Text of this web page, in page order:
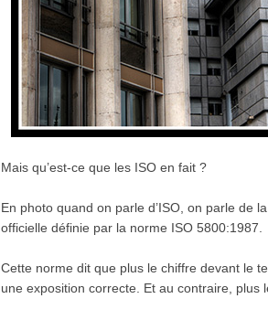
Mais qu’est-ce que les ISO en fait ?
En photo quand on parle d’ISO, on parle de
officielle définie par la norme ISO 5800:1987.
Cette norme dit que plus le chiffre devant le
une exposition correcte. Et au contraire, plus